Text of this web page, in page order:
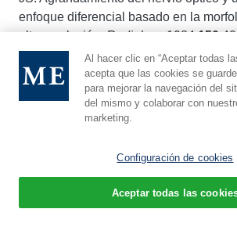
enfoque diferencial basado en la
alta resolución.Radiology1984150
10. Slamovits TL, Cahill KV, Sibony
en pacientes con síndrome del seno
of Neurosurgery198359:1037.
Al hacer clic en “Aceptar todas
acepta que las cookies se
para mejorar la navegación del
del mismo y colaborar con
marketing.
Configuración de cookies
Aceptar todas las